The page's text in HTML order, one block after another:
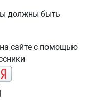
должны быть
сайте с помощью